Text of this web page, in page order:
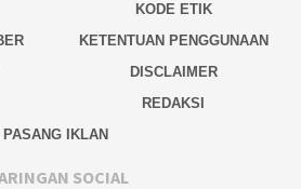
KODE ETIK
KETENTUAN PENGGUNAAN
DISCLAIMER
REDAKSI
PASANG IKLAN
SOCIAL